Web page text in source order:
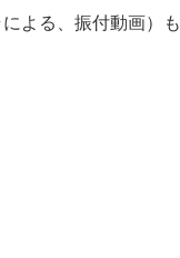
よる、振付動画）も